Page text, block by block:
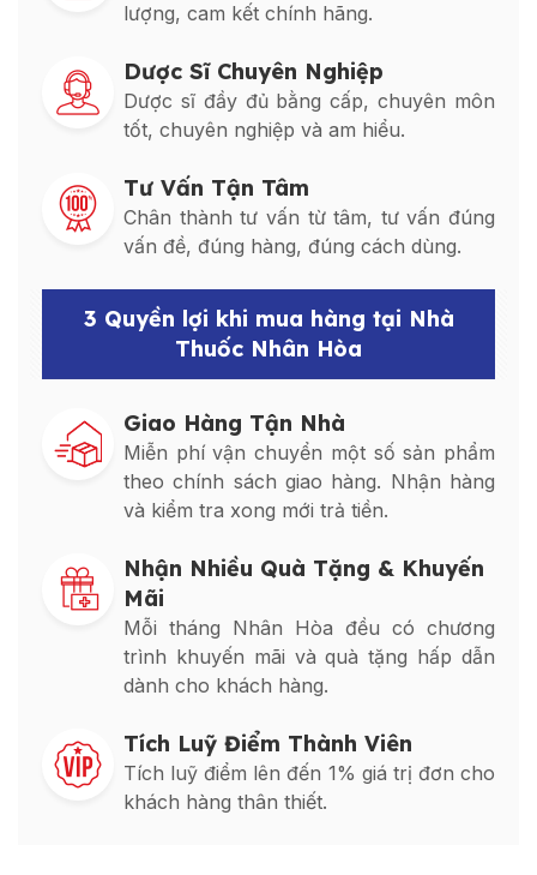
lượng, cam kết chính hãng.
Dược Sĩ Chuyên Nghiệp
Dược sĩ đầy đủ bằng cấp, chuyên môn
tốt, chuyên nghiệp và am hiểu.
Tư Vấn Tận Tâm
Chân thành tư vấn từ tâm, tư vấn đúng
vấn đề, đúng hàng, đúng cách dùng.
3 Quyền lợi khi mua hàng tại Nhà
Thuốc Nhân Hòa
Giao Hàng Tận Nhà
Miễn phí vận chuyển một số sản phẩm
theo chính sách giao hàng. Nhận hàng
và kiểm tra xong mới trả tiền.
Nhận Nhiều Quà Tặng & Khuyến
Mãi
Mỗi tháng Nhân Hòa đều có chương
trình khuyến mãi và quà tặng hấp dẫn
dành cho khách hàng.
Tích Luỹ Điểm Thành Viên
Tích luỹ điểm lên đến 1% giá trị đơn cho
khách hàng thân thiết.